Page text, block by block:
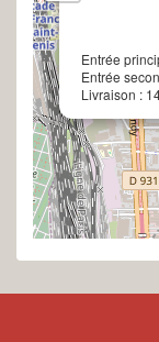
Entrée
Entrée
Livraison :